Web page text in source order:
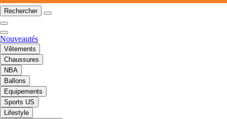
Rechercher
Nouveautés
Vêtements
Chaussures
NBA
Ballons
Equipements
Sports US
Lifestyle